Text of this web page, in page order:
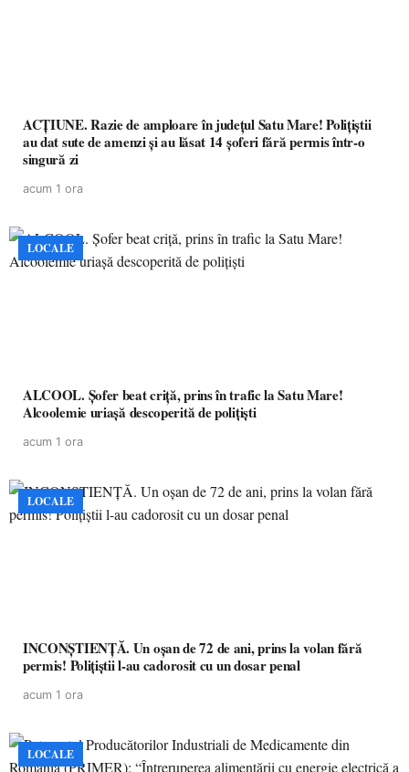
ACȚIUNE. Razie de amploare în județul Satu Mare! Polițiștii
au dat sute de amenzi și au lăsat 14 șoferi fără permis într-o
singură zi
acum 1 ora
LOCALE
ALCOOL. Șofer beat criță, prins în trafic la Satu Mare!
Alcoolemie uriașă descoperită de polițiști
acum 1 ora
LOCALE
INCONȘTIENȚĂ. Un oșan de 72 de ani, prins la volan fără
permis! Polițiștii l-au cadorosit cu un dosar penal
acum 1 ora
LOCALE